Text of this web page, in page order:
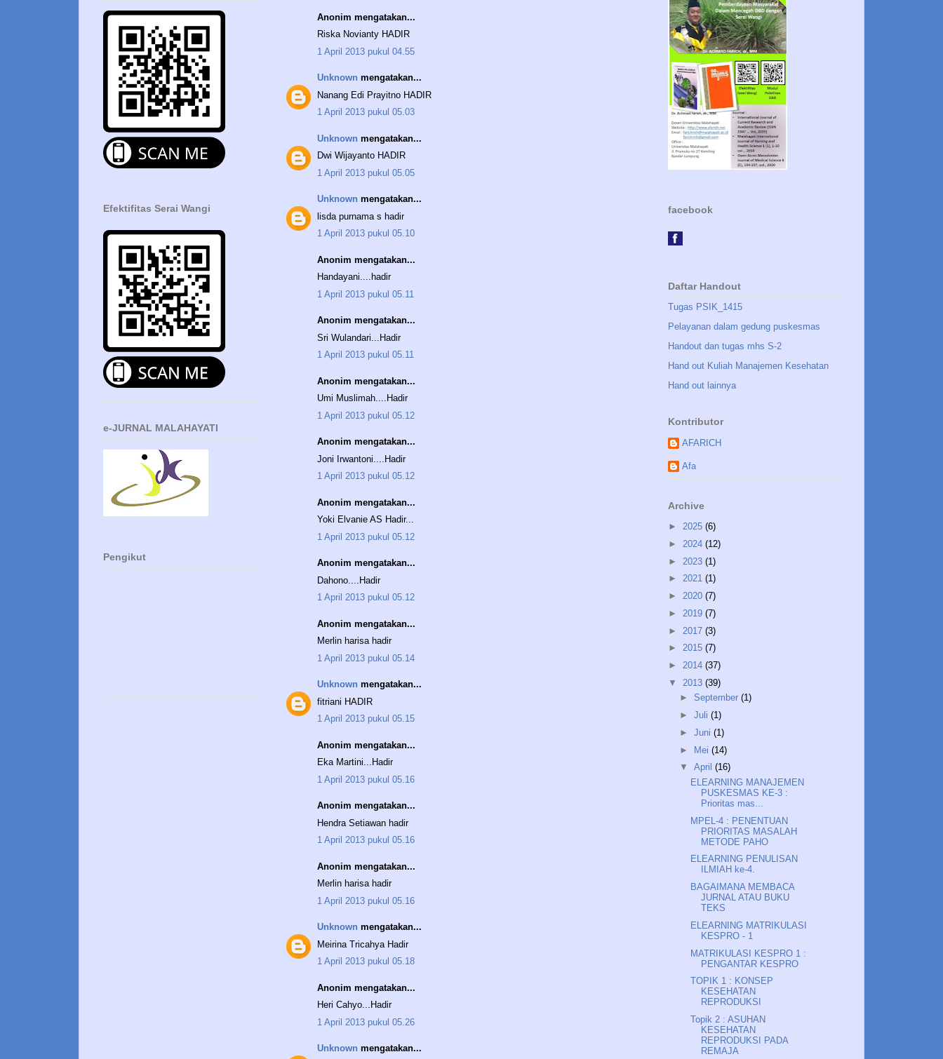
Anonim mengatakan...
Riska Novianty HADIR
1 April 2013 pukul 04.55
Unknown mengatakan...
Nanang Edi Prayitno HADIR
1 April 2013 pukul 05.03
Unknown mengatakan...
Dwi Wijayanto HADIR
1 April 2013 pukul 05.05
Unknown mengatakan...
lisda purnama s hadir
1 April 2013 pukul 05.10
Anonim mengatakan...
Handayani....hadir
1 April 2013 pukul 05.11
Anonim mengatakan...
Sri Wulandari...Hadir
1 April 2013 pukul 05.11
Anonim mengatakan...
Umi Muslimah....Hadir
1 April 2013 pukul 05.12
Anonim mengatakan...
Joni Irwantoni....Hadir
1 April 2013 pukul 05.12
Anonim mengatakan...
Yoki Elvanie AS Hadir...
1 April 2013 pukul 05.12
Anonim mengatakan...
Dahono....Hadir
1 April 2013 pukul 05.12
Anonim mengatakan...
Merlin harisa hadir
1 April 2013 pukul 05.14
Unknown mengatakan...
fitriani HADIR
1 April 2013 pukul 05.15
Anonim mengatakan...
Eka Martini...Hadir
1 April 2013 pukul 05.16
Anonim mengatakan...
Hendra Setiawan hadir
1 April 2013 pukul 05.16
Anonim mengatakan...
Merlin harisa hadir
1 April 2013 pukul 05.16
Unknown mengatakan...
Meirina Tricahya Hadir
1 April 2013 pukul 05.18
Anonim mengatakan...
Heri Cahyo...Hadir
1 April 2013 pukul 05.26
Unknown mengatakan...
Efektifitas Serai Wangi
e-JURNAL MALAHAYATI
Pengikut
facebook
Daftar Handout
Tugas PSIK_1415
Pelayanan dalam gedung puskesmas
Handout dan tugas mhs S-2
Hand out Kuliah Manajemen Kesehatan
Hand out lainnya
Kontributor
AFARICH
Afa
Archive
► 2025 (6)
► 2024 (12)
► 2023 (1)
► 2021 (1)
► 2020 (7)
► 2019 (7)
► 2017 (3)
► 2015 (7)
► 2014 (37)
▼ 2013 (39)
► September (1)
► Juli (1)
► Juni (1)
► Mei (14)
▼ April (16)
ELEARNING MANAJEMEN
PUSKESMAS KE-3 :
Prioritas mas...
MPEL-4 : PENENTUAN
PRIORITAS MASALAH
METODE PAHO
ELEARNING PENULISAN
ILMIAH ke-4.
BAGAIMANA MEMBACA
JURNAL ATAU BUKU
TEKS
ELEARNING MATRIKULASI
KESPRO - 1
MATRIKULASI KESPRO 1 :
PENGANTAR KESPRO
TOPIK 1 : KONSEP
KESEHATAN
REPRODUKSI
Topik 2 : ASUHAN
KESEHATAN
REPRODUKSI PADA
REMAJA